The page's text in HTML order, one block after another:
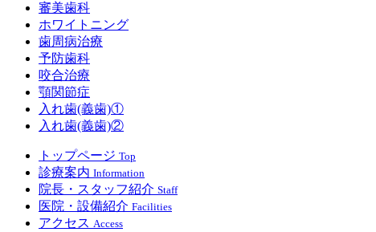
審美歯科
ホワイトニング
歯周病治療
予防歯科
咬合治療
顎関節症
入れ歯(義歯)①
入れ歯(義歯)②
トップページ Top
診療案内 Information
院長・スタッフ紹介 Staff
医院・設備紹介 Facilities
アクセス Access